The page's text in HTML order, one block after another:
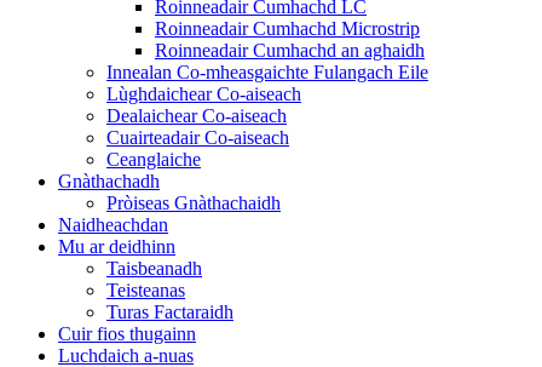
Roinneadair Cumhachd LC
Roinneadair Cumhachd Microstrip
Roinneadair Cumhachd an aghaidh
Innealan Co-mheasgaichte Fulangach Eile
Lùghdaichear Co-aiseach
Dealaichear Co-aiseach
Cuairteadair Co-aiseach
Ceanglaiche
Gnàthachadh
Pròiseas Gnàthachaidh
Naidheachdan
Mu ar deidhinn
Taisbeanadh
Teisteanas
Turas Factaraidh
Cuir fios thugainn
Luchdaich a-nuas